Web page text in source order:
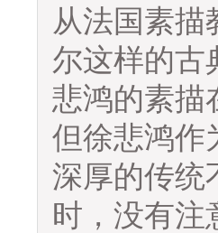
从法国素
尔这样的古
悲鸿的素描
但徐悲鸿作
深厚的传统
时，没有注